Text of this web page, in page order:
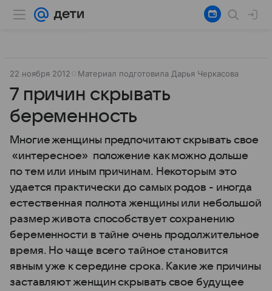
22 ноября 2012 Материал подготовила Дарья Черкасова
7 причин скрывать
беременность
Многие женщины предпочитают скрывать свое
«интересное» положение как можно дольше
по тем или иным причинам. Некоторым это
удается практически до самых родов - иногда
естественная полнота женщины или небольшой
размер живота способствует сохранению
беременности в тайне очень продолжительное
время. Но чаще всего тайное становится
явным уже к середине срока. Какие же причины
заставляют женщин скрывать свое будущее